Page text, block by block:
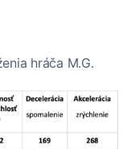
hráča M.G.